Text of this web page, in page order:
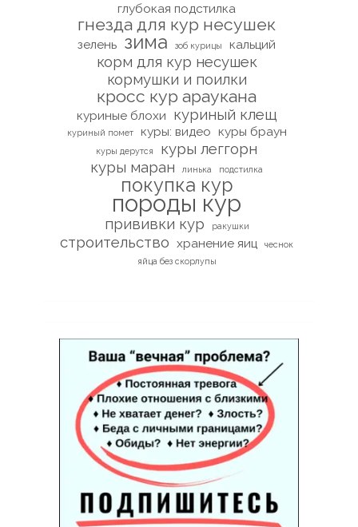
глубокая подстилка
гнезда для кур несушек
зелень зима зоб курицы кальций
корм для кур несушек
кормушки и поилки
кросс кур араукана
куриные блохи куриный клещ
куриный помет куры: видео куры браун
куры дерутся
куры леггорн
куры маран
линька подстилка
покупка кур
породы кур
прививки кур ракушки
строительство хранение яиц
чеснок
яйца без скорлупы